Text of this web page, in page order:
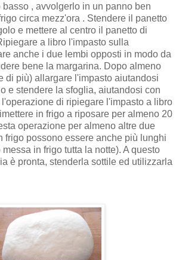
basso , avvolgerlo in un panno ben
circa mezz'ora . Stendere il panetto
e mettere al centro il panetto di
a libro l'impasto sulla
anche i due lembi opposti in modo da
bene la margarina. Dopo almeno
di più) allargare l'impasto aiutandosi
e stendere la sfoglia, aiutandosi con
di ripiegare l'impasto a libro
in frigo a riposare per almeno 20
operazione per almeno altre due
frigo possono essere anche più lunghi
in frigo tutta la notte). A questo
è pronta, stenderla sottile ed utilizzarla